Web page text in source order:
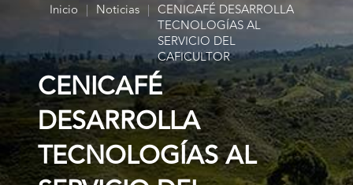
Inicio | Noticias | CENICAFÉ DESARROLLA
TECNOLOGÍAS AL
SERVICIO DEL
CAFICULTOR
CENICAFÉ
DESARROLLA
TECNOLOGÍAS AL